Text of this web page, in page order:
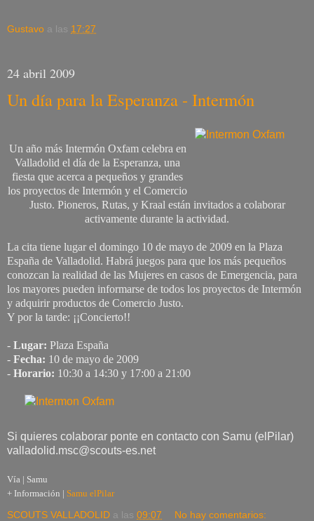
Gustavo a las 17:27
24 abril 2009
Un día para la Esperanza - Intermón
Un año más Intermón Oxfam celebra en
Valladolid el día de la Esperanza, una
fiesta que acerca a pequeños y grandes
los proyectos de Intermón y el Comercio
Justo. Pioneros, Rutas, y Kraal están invitados a colaborar
activamente durante la actividad.
La cita tiene lugar el domingo 10 de mayo de 2009 en la Plaza
España de Valladolid. Habrá juegos para que los más pequeños
conozcan la realidad de las Mujeres en casos de Emergencia, para
los mayores pueden informarse de todos los proyectos de Intermón
y adquirir productos de Comercio Justo.
Y por la tarde: ¡¡Concierto!!
- Lugar: Plaza España
- Fecha: 10 de mayo de 2009
- Horario: 10:30 a 14:30 y 17:00 a 21:00
Si quieres colaborar ponte en contacto con Samu (elPilar)
valladolid.msc@scouts-es.net
Vía | Samu
+ Información | Samu elPilar
SCOUTS VALLADOLID a las 09:07 No hay comentarios: